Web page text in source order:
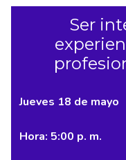
Ser
Jueves 18 de mayo
Hora: 5:00 p. m.